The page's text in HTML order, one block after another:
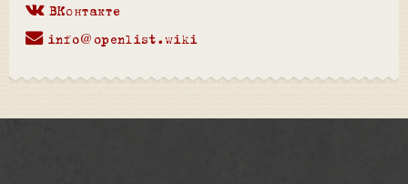
ВКонтакте
info@openlist.wiki